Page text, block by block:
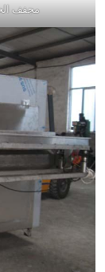
مجفف